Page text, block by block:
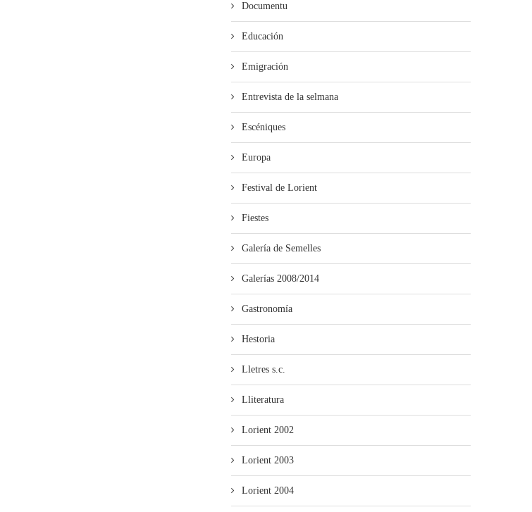
Documentu
Educación
Emigración
Entrevista de la selmana
Escéniques
Europa
Festival de Lorient
Fiestes
Galería de Semelles
Galerías 2008/2014
Gastronomía
Hestoria
Lletres s.c.
Lliteratura
Lorient 2002
Lorient 2003
Lorient 2004